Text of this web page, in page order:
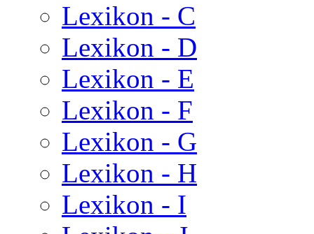
Lexikon - C
Lexikon - D
Lexikon - E
Lexikon - F
Lexikon - G
Lexikon - H
Lexikon - I